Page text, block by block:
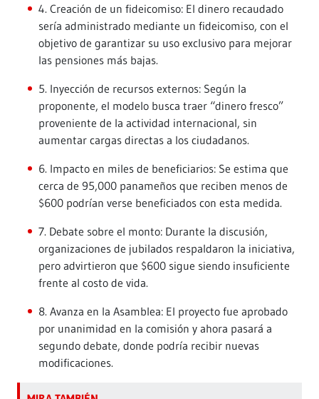
4. Creación de un fideicomiso: El dinero recaudado
sería administrado mediante un fideicomiso, con el
objetivo de garantizar su uso exclusivo para mejorar
las pensiones más bajas.
5. Inyección de recursos externos: Según la
proponente, el modelo busca traer “dinero fresco”
proveniente de la actividad internacional, sin
aumentar cargas directas a los ciudadanos.
6. Impacto en miles de beneficiarios: Se estima que
cerca de 95,000 panameños que reciben menos de
$600 podrían verse beneficiados con esta medida.
7. Debate sobre el monto: Durante la discusión,
organizaciones de jubilados respaldaron la iniciativa,
pero advirtieron que $600 sigue siendo insuficiente
frente al costo de vida.
8. Avanza en la Asamblea: El proyecto fue aprobado
por unanimidad en la comisión y ahora pasará a
segundo debate, donde podría recibir nuevas
modificaciones.